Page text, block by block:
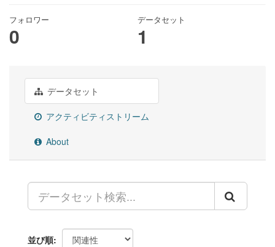
フォロワー
0
データセット
1
データセット
アクティビティストリーム
About
並び順